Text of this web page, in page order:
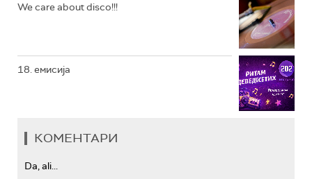
We care about disco!!!
18. емисија
КОМЕНТАРИ
Da, ali...